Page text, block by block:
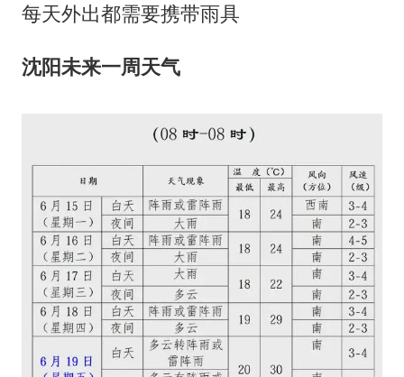
每天外出都需要携带雨具
沈阳未来一周天气